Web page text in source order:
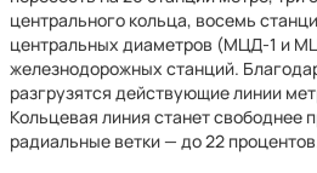
центрального кольца, восемь
центральных диаметров (МЦД-1 и
железнодорожных станций.
разгрузятся действующие линии
Кольцевая линия станет свободнее
радиальные ветки — до 22